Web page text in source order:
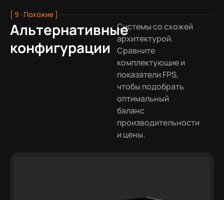
[ 9 · Похожие ]
Альтернативные
конфигурации
Системы со схожей
архитектурой.
Сравните
комплектующие и
показатели FPS,
чтобы подобрать
оптимальный
баланс
производительности
и цены.